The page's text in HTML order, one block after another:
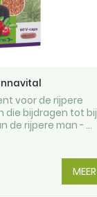
voor de rijpere
die bijdragen tot bij
de rijpere man - ...
MEER